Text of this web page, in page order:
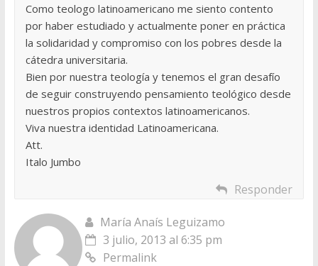
Como teologo latinoamericano me siento contento
por haber estudiado y actualmente poner en práctica
la solidaridad y compromiso con los pobres desde la
cátedra universitaria.
Bien por nuestra teología y tenemos el gran desafío
de seguir construyendo pensamiento teológico desde
nuestros propios contextos latinoamericanos.
Viva nuestra identidad Latinoamericana.
Att.
Italo Jumbo
Responder
María Anaís Leguizamo
3 julio, 2013 al 6:35 pm
Permalink